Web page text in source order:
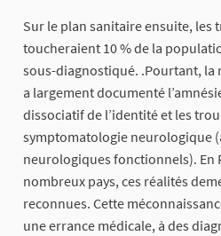
Sur le plan sanitaire ensuite, les
toucheraient 10 % de la
sous-diagnostiqué. .Pourtant,
a largement documenté
dissociatif de l’identité et les
symptomatologie neurologique
neurologiques fonctionnels). En
nombreux pays, ces réalités
reconnues. Cette
une errance médicale, à des